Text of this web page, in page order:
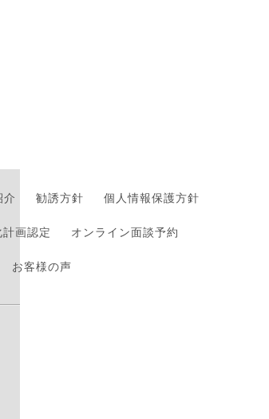
介 勧誘方針 個人情報保護方針
画認定 オンライン面談予約
お客様の声